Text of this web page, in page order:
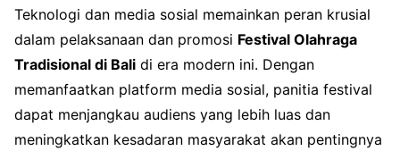
Teknologi dan media sosial memainkan peran krusial
dalam pelaksanaan dan promosi Festival Olahraga
Tradisional di Bali di era modern ini. Dengan
memanfaatkan platform media sosial, panitia festival
dapat menjangkau audiens yang lebih luas dan
meningkatkan kesadaran masyarakat akan pentingnya